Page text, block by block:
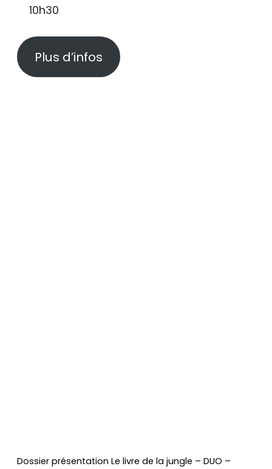
10h30
Plus d’infos
Dossier présentation Le livre de la jungle – DUO –